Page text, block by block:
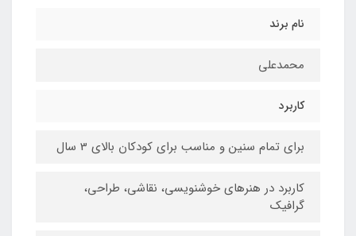
نام برند
محمدعلی
کاربرد
برای تمام سنین و مناسب برای کودکان بالای 3 سال
کاربرد در هنرهای خوشنویسی، نقاشی،‌ طراحی،
گرافیک